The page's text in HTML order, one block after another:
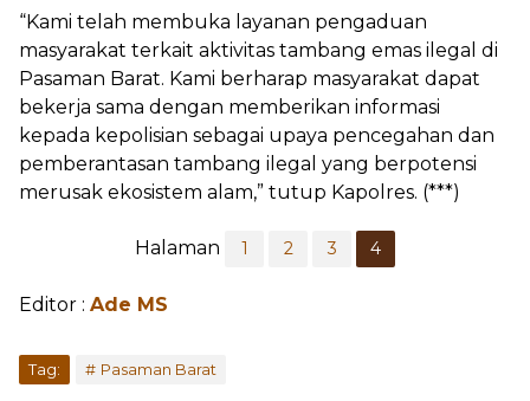
“Kami telah membuka layanan pengaduan
masyarakat terkait aktivitas tambang emas ilegal di
Pasaman Barat. Kami berharap masyarakat dapat
bekerja sama dengan memberikan informasi
kepada kepolisian sebagai upaya pencegahan dan
pemberantasan tambang ilegal yang berpotensi
merusak ekosistem alam,” tutup Kapolres. (***)
Halaman 1 2 3 4
Editor : Ade MS